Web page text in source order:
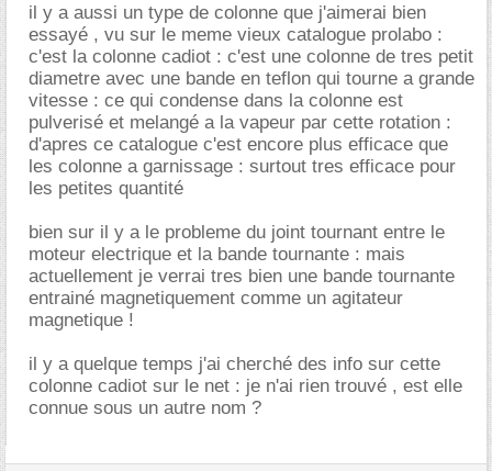
il y a aussi un type de colonne que j'aimerai bien
essayé , vu sur le meme vieux catalogue prolabo :
c'est la colonne cadiot : c'est une colonne de tres petit
diametre avec une bande en teflon qui tourne a grande
vitesse : ce qui condense dans la colonne est
pulverisé et melangé a la vapeur par cette rotation :
d'apres ce catalogue c'est encore plus efficace que
les colonne a garnissage : surtout tres efficace pour
les petites quantité
bien sur il y a le probleme du joint tournant entre le
moteur electrique et la bande tournante : mais
actuellement je verrai tres bien une bande tournante
entrainé magnetiquement comme un agitateur
magnetique !
il y a quelque temps j'ai cherché des info sur cette
colonne cadiot sur le net : je n'ai rien trouvé , est elle
connue sous un autre nom ?